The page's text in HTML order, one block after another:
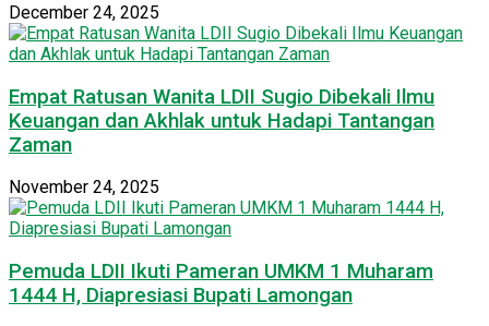
December 24, 2025
Empat Ratusan Wanita LDII Sugio Dibekali Ilmu
Keuangan dan Akhlak untuk Hadapi Tantangan
Zaman
November 24, 2025
Pemuda LDII Ikuti Pameran UMKM 1 Muharam
1444 H, Diapresiasi Bupati Lamongan